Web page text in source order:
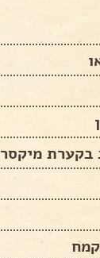
בקערת מיקסר